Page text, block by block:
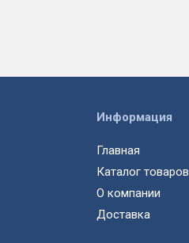
Информация
Главная
Каталог товаров
О компании
Доставка